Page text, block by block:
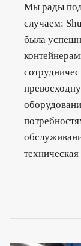
Мы рады
случаем:
была